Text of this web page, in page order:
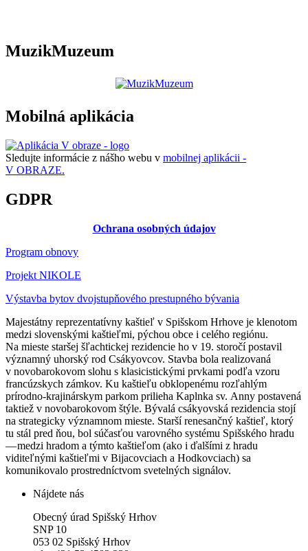
MuzikMuzeum
Mobilná aplikácia
Sledujte informácie z nášho webu v mobilnej aplikácii -
V OBRAZE.
GDPR
Ochrana osobných údajov
Program obnovy
Projekt NIKOLE
Výstavba bytov dvojstupňového prestupného bývania
Majestátny reprezentatívny kaštieľ v Spišskom Hrhove je klenotom
medzi slovenskými kaštieľmi, pýchou obce i celého regiónu.
Na mieste staršej šľachtickej rezidencie ho v 19. storočí postavil
významný uhorský rod Csákyovcov. Stavba bola realizovaná
v novobarokovom slohu s klasicistickými prvkami podľa vzoru
francúzskych zámkov. Ku kaštieľu obklopenému rozľahlým
prírodno-krajinárskym parkom prilieha Kaplnka sv. Anny postavená
taktiež v novobarokovom štýle. Bývalá csákyovská rezidencia stojí
na strategicky významnom mieste. Starší renesančný kaštieľ, ktorý
tu stál pred ňou, bol súčasťou varovného systému Spišského hradu
— medzi hradom a týmto kaštieľom (ako i ďalšími z hradu
viditeľnými kaštieľmi v Bijacovciach a Hodkovciach) sa
komunikovalo prostredníctvom svetelných signálov.
Nájdete nás
Obecný úrad Spišský Hrhov
SNP 10
053 02 Spišský Hrhov